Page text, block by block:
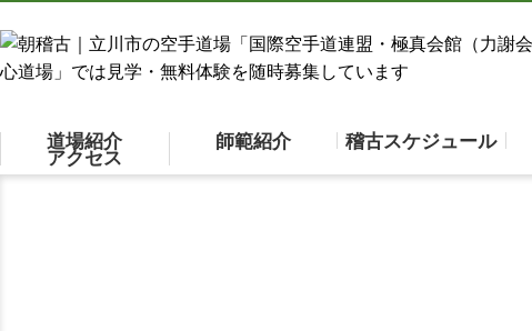
道場紹介 師範紹介 稽古スケジュール
アクセス